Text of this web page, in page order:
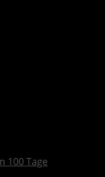
100 Tage